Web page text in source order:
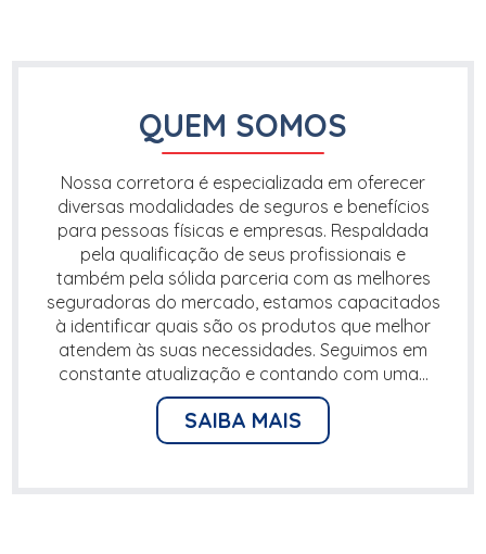
QUEM SOMOS
Nossa corretora é especializada em oferecer
diversas modalidades de seguros e benefícios
para pessoas físicas e empresas. Respaldada
pela qualificação de seus profissionais e
também pela sólida parceria com as melhores
seguradoras do mercado, estamos capacitados
à identificar quais são os produtos que melhor
atendem às suas necessidades. Seguimos em
constante atualização e contando com uma...
SAIBA MAIS